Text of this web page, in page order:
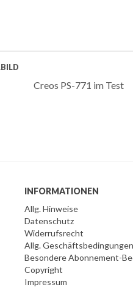
Creos PS-771 im Test
INFORMATIONEN
Allg. Hinweise
Datenschutz
Widerrufsrecht
Allg. Geschäftsbedingungen
Besondere Abonnement-
Copyright
Impressum